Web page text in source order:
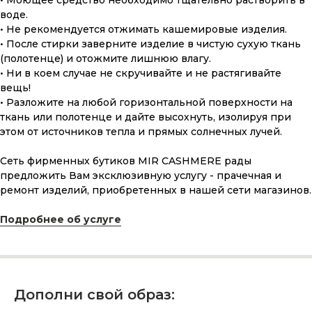
воде.
• Не рекомендуется отжимать кашемировые изделия.
• После стирки заверните изделие в чистую сухую ткань
(полотенце) и отожмите лишнюю влагу.
• Ни в коем случае не скручивайте и не растягивайте
вещь!
• Разложите на любой горизонтальной поверхности на
ткань или полотенце и дайте высохнуть, изолируя при
этом от источников тепла и прямых солнечных лучей.
Сеть фирменных бутиков MIR CASHMERE рады
предложить Вам эксклюзивную услугу - прачечная и
ремонт изделий, приобретенных в нашей сети магазинов.
Подробнее об услуге
Дополни свой образ:
ПОДАРОЧНАЯ КАРТА
сделанного с любовью, теплом
и рассчитанного на долгие годы?